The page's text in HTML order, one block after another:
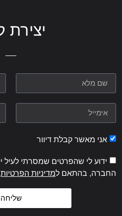
יצירת
אני מאשר קבלת דיוור
ידוע לי שהפרטים שמסרתי לעיל
החברה, בהתאם למדיניות הפרטיות
שליחה